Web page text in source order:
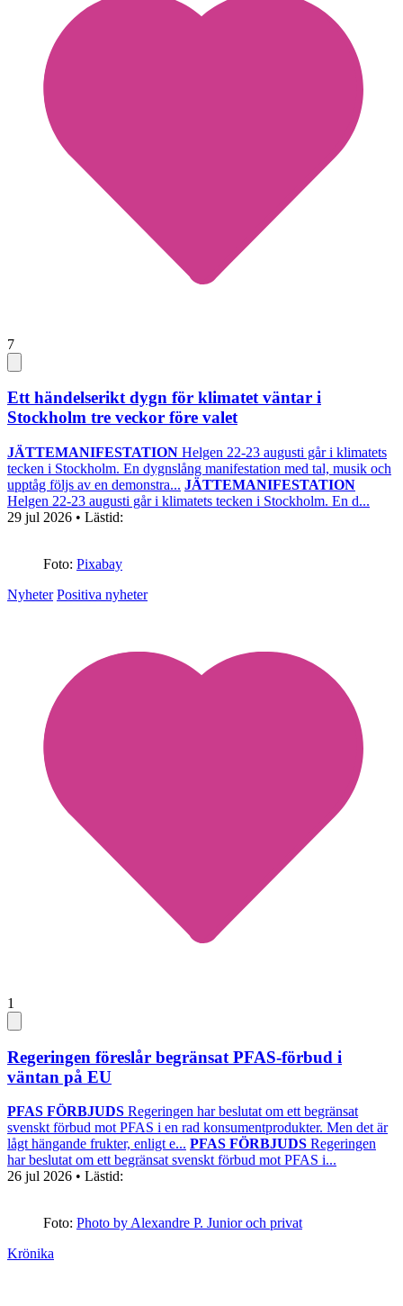
7
Ett händelserikt dygn för klimatet väntar i
Stockholm tre veckor före valet
JÄTTEMANIFESTATION Helgen 22-23 augusti går i klimatets
tecken i Stockholm. En dygnslång manifestation med tal, musik och
upptåg följs av en demonstra... JÄTTEMANIFESTATION
Helgen 22-23 augusti går i klimatets tecken i Stockholm. En d...
29 jul 2026 • Lästid:
Foto: Pixabay
Nyheter Positiva nyheter
1
Regeringen föreslår begränsat PFAS-förbud i
väntan på EU
PFAS FÖRBJUDS Regeringen har beslutat om ett begränsat
svenskt förbud mot PFAS i en rad konsumentprodukter. Men det är
lågt hängande frukter, enligt e... PFAS FÖRBJUDS Regeringen
har beslutat om ett begränsat svenskt förbud mot PFAS i...
26 jul 2026 • Lästid:
Foto: Photo by Alexandre P. Junior och privat
Krönika